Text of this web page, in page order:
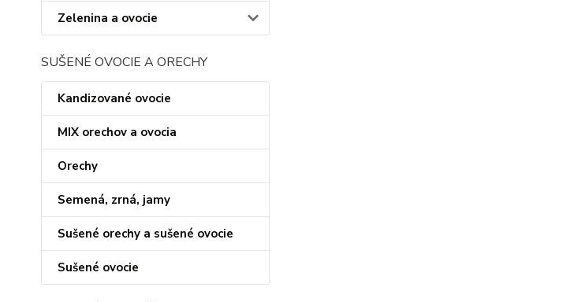
Zelenina a ovocie
SUŠENÉ OVOCIE A ORECHY
Kandizované ovocie
MIX orechov a ovocia
Orechy
Semená, zrná, jamy
Sušené orechy a sušené ovocie
Sušené ovocie